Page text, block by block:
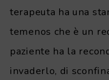
terapeuta ha una
temenos che è un
paziente ha la
invaderlo, di